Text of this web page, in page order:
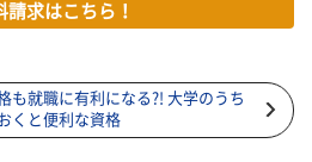
請求はこちら！
も就職に有利になる?! 大学のうち
くと便利な資格